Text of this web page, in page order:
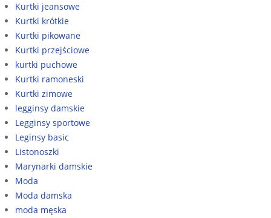
Kurtki jeansowe
Kurtki krótkie
Kurtki pikowane
Kurtki przejściowe
kurtki puchowe
Kurtki ramoneski
Kurtki zimowe
legginsy damskie
Legginsy sportowe
Leginsy basic
Listonoszki
Marynarki damskie
Moda
Moda damska
moda męska